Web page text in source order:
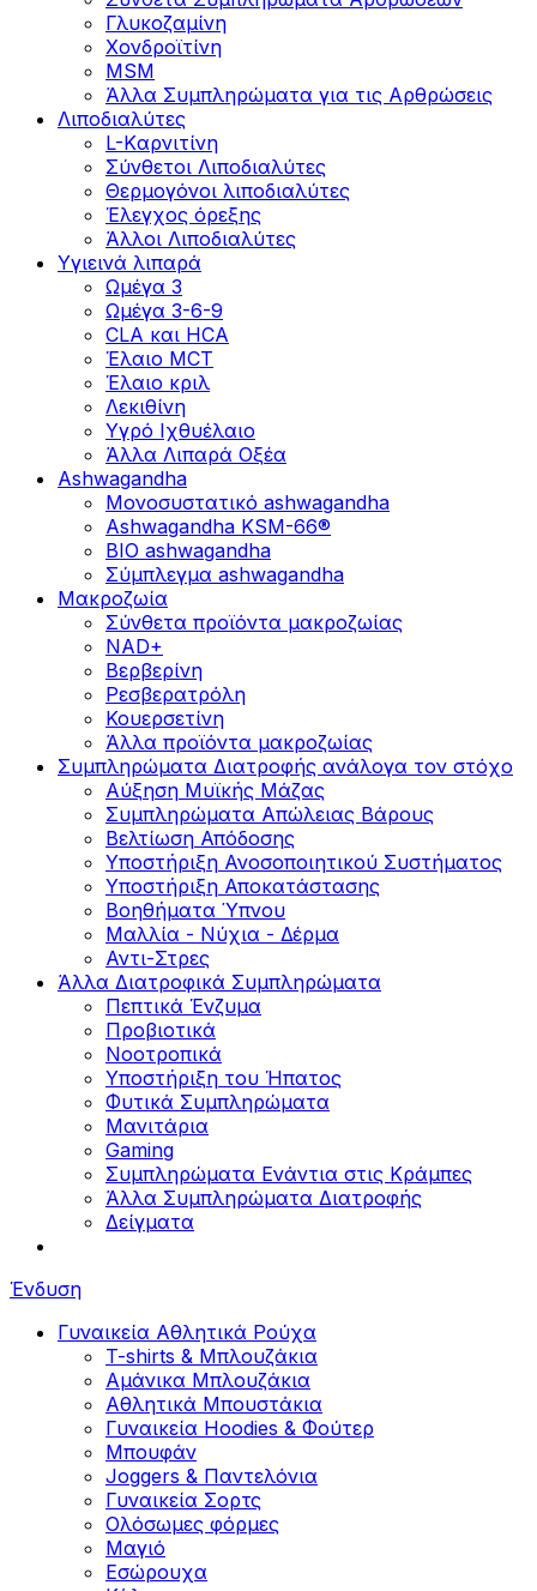
Γλυκοζαμίνη
Χονδροϊτίνη
MSM
Άλλα Συμπληρώματα για τις Αρθρώσεις
Λιποδιαλύτες
L-Kαρνιτίνη
Σύνθετοι Λιποδιαλύτες
Θερμογόνοι λιποδιαλύτες
Έλεγχος όρεξης
Άλλοι Λιποδιαλύτες
Υγιεινά λιπαρά
Ωμέγα 3
Ωμέγα 3-6-9
CLA και HCA
Έλαιο MCT
Έλαιο κριλ
Λεκιθίνη
Υγρό Ιχθυέλαιο
Άλλα Λιπαρά Οξέα
Ashwagandha
Μονοσυστατικό ashwagandha
Ashwagandha KSM-66®
BIO ashwagandha
Σύμπλεγμα ashwagandha
Μακροζωία
Σύνθετα προϊόντα μακροζωίας
NAD+
Βερβερίνη
Ρεσβερατρόλη
Κουερσετίνη
Άλλα προϊόντα μακροζωίας
Συμπληρώματα Διατροφής ανάλογα τον στόχο
Αύξηση Μυϊκής Μάζας
Συμπληρώματα Aπώλειας Βάρους
Βελτίωση Απόδοσης
Υποστήριξη Ανοσοποιητικού Συστήματος
Yποστήριξη Αποκατάστασης
Βοηθήματα Ύπνου
Μαλλία - Νύχια - Δέρμα
Αντι-Στρες
Άλλα Διατροφικά Συμπληρώματα
Πεπτικά Ένζυμα
Προβιοτικά
Νοοτροπικά
Υποστήριξη του Ήπατος
Φυτικά Συμπληρώματα
Μανιτάρια
Gaming
Συμπληρώματα Ενάντια στις Κράμπες
Άλλα Συμπληρώματα Διατροφής
Δείγματα
Ένδυση
Γυναικεία Αθλητικά Ρούχα
T-shirts & Μπλουζάκια
Αμάνικα Μπλουζάκια
Aθλητικά Μπουστάκια
Γυναικεία Hoodies & Φούτερ
Μπουφάν
Joggers & Παντελόνια
Γυναικεία Σορτς
Ολόσωμες φόρμες
Μαγιό
Εσώρουχα